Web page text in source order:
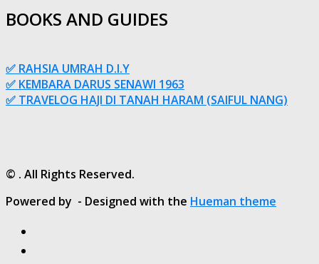
BOOKS AND GUIDES
✅ RAHSIA UMRAH D.I.Y
✅ KEMBARA DARUS SENAWI 1963
✅ TRAVELOG HAJI DI TANAH HARAM (SAIFUL NANG)
© . All Rights Reserved.
Powered by - Designed with the Hueman theme